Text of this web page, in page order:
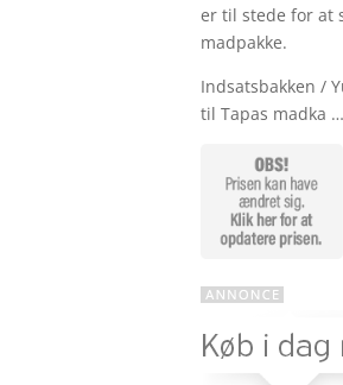
er til stede for at
madpakke.
Indsatsbakken /
til Tapas madka …